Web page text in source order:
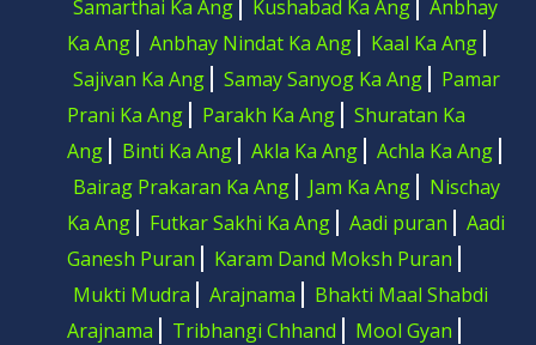
Samarthai Ka Ang
Kushabad Ka Ang
Anbhay
Ka Ang
Anbhay Nindat Ka Ang
Kaal Ka Ang
Sajivan Ka Ang
Samay Sanyog Ka Ang
Pamar
Prani Ka Ang
Parakh Ka Ang
Shuratan Ka
Ang
Binti Ka Ang Akla Ka Ang
Achla Ka Ang
Bairag Prakaran Ka Ang
Jam Ka Ang
Nischay
Ka Ang
Futkar Sakhi Ka Ang Aadi puran
Aadi
Ganesh Puran
Karam Dand Moksh Puran
Mukti Mudra
Arajnama
Bhakti Maal Shabdi
Arajnama
Tribhangi Chhand
Mool Gyan